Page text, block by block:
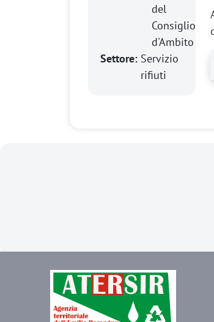
del
Consiglio
d'Ambito
Settore: Servizio
rifiuti
Immagine